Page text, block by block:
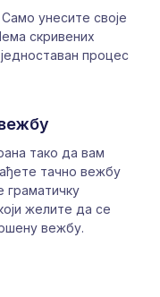
Само унесите своје
скривених
процес
тако да вам
тачно вежбу
граматичку
желите да се
вежбу.